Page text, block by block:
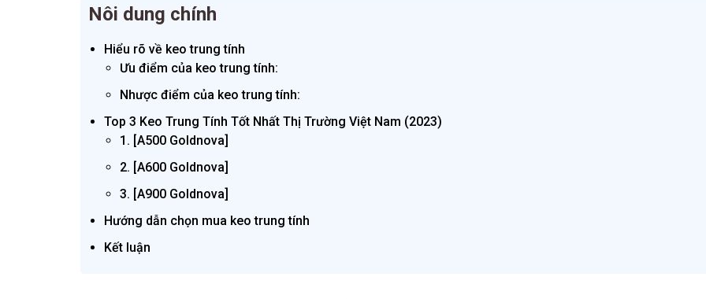
Nôi dung chính
Hiểu rõ về keo trung tính
Ưu điểm của keo trung tính:
Nhược điểm của keo trung tính:
Top 3 Keo Trung Tính Tốt Nhất Thị Trường Việt Nam (2023)
1. [A500 Goldnova]
2. [A600 Goldnova]
3. [A900 Goldnova]
Hướng dẫn chọn mua keo trung tính
Kết luận